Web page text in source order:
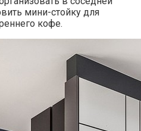
мини-стойку для
кофе.